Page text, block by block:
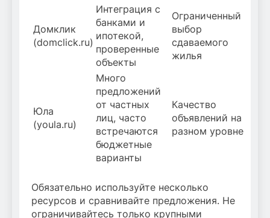
Домклик
(domclick.ru)
Интеграция с
банками и
ипотекой,
проверенные
объекты
Ограниченный
выбор
сдаваемого
жилья
Юла
(youla.ru)
Много
предложений
от частных
лиц, часто
встречаются
бюджетные
варианты
Качество
объявлений на
разном уровне
Обязательно используйте несколько
ресурсов и сравнивайте предложения. Не
ограничивайтесь только крупными